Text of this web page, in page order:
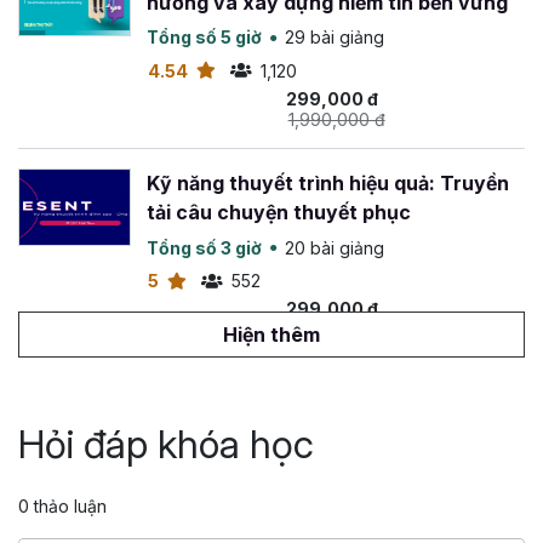
Chứng chỉChương trình Đào tạo kĩ năng lãnh
đạo của Crestcom (chương trình được 75% Công
ty trong danh sách Fortune 500 của Mỹ theo học)
Tổng số 5 giờ
29 bài giảng
4.54
1,120
299,000 đ
1,990,000 đ
Kỹ năng thuyết trình hiệu quả: Truyền
tải câu chuyện thuyết phục
Tổng số 3 giờ
20 bài giảng
5
552
299,000 đ
699,000 đ
Tổng số 5 giờ
31 bài giảng
Hiện thêm
Hỏi đáp khóa học
0 thảo luận